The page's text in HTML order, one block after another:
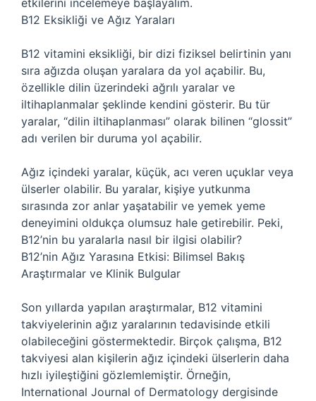
etkilerini incelemeye başlayalım.
B12 Eksikliği ve Ağız Yaraları
B12 vitamini eksikliği, bir dizi fiziksel belirtinin yanı
sıra ağızda oluşan yaralara da yol açabilir. Bu,
özellikle dilin üzerindeki ağrılı yaralar ve
iltihaplanmalar şeklinde kendini gösterir. Bu tür
yaralar, “dilin iltihaplanması” olarak bilinen “glossit”
adı verilen bir duruma yol açabilir.
Ağız içindeki yaralar, küçük, acı veren uçuklar veya
ülserler olabilir. Bu yaralar, kişiye yutkunma
sırasında zor anlar yaşatabilir ve yemek yeme
deneyimini oldukça olumsuz hale getirebilir. Peki,
B12’nin bu yaralarla nasıl bir ilgisi olabilir?
B12’nin Ağız Yarasına Etkisi: Bilimsel Bakış
Araştırmalar ve Klinik Bulgular
Son yıllarda yapılan araştırmalar, B12 vitamini
takviyelerinin ağız yaralarının tedavisinde etkili
olabileceğini göstermektedir. Birçok çalışma, B12
takviyesi alan kişilerin ağız içindeki ülserlerin daha
hızlı iyileştiğini gözlemlemiştir. Örneğin,
International Journal of Dermatology dergisinde